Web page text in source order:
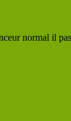
normal il